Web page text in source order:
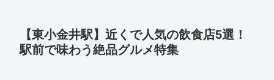
【東小金井駅】近くで人気の飲食店5選！
駅前で味わう絶品グルメ特集